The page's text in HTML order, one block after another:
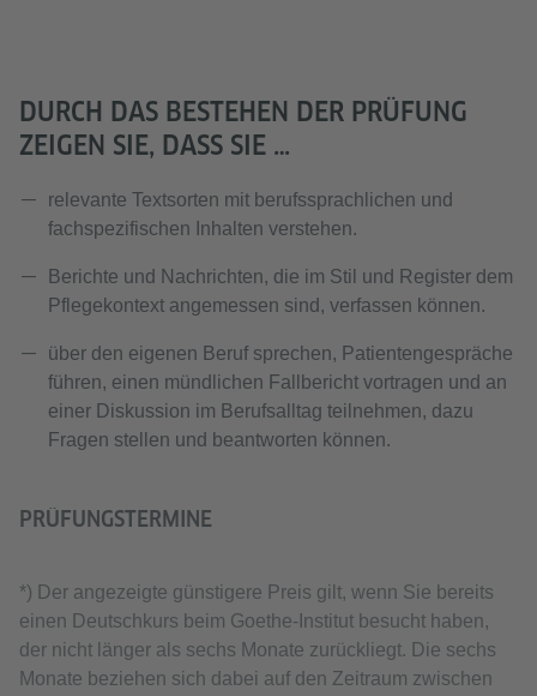
DURCH DAS BESTEHEN DER PRÜFUNG
ZEIGEN SIE, DASS SIE …
relevante Textsorten mit berufssprachlichen und
fachspezifischen Inhalten verstehen.
Berichte und Nachrichten, die im Stil und Register dem
Pflegekontext angemessen sind, verfassen können.
über den eigenen Beruf sprechen, Patientengespräche
führen, einen mündlichen Fallbericht vortragen und an
einer Diskussion im Berufsalltag teilnehmen, dazu
Fragen stellen und beantworten können.
PRÜFUNGSTERMINE
*) Der angezeigte günstigere Preis gilt, wenn Sie bereits
einen Deutschkurs beim Goethe-Institut besucht haben,
der nicht länger als sechs Monate zurückliegt. Die sechs
Monate beziehen sich dabei auf den Zeitraum zwischen